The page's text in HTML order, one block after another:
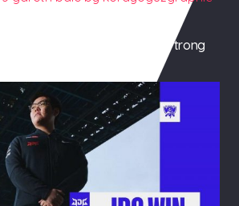
cầu thủ cánh có ‘ba lá phổi’ trong